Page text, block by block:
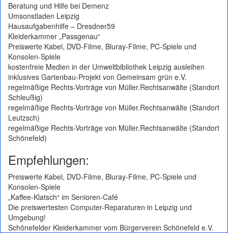
Beratung und Hilfe bei Demenz
Umsonstladen Leipzig
Hausaufgabenhilfe – Dresdner59
Kleiderkammer „Passgenau“
Preiswerte Kabel, DVD-Filme, Bluray-Filme, PC-Spiele und
Konsolen-Spiele
kostenfreie Medien in der Umweltbibliothek Leipzig ausleihen
inklusives Gartenbau-Projekt von Gemeinsam grün e.V.
regelmäßige Rechts-Vorträge von Müller.Rechtsanwälte (Standort
Schleußig)
regelmäßige Rechts-Vorträge von Müller.Rechtsanwälte (Standort
Leutzsch)
regelmäßige Rechts-Vorträge von Müller.Rechtsanwälte (Standort
Schönefeld)
Empfehlungen:
Preiswerte Kabel, DVD-Filme, Bluray-Filme, PC-Spiele und
Konsolen-Spiele
„Kaffee-Klatsch“ im Senioren-Café
Die preiswertesten Computer-Reparaturen in Leipzig und
Umgebung!
Schönefelder Kleiderkammer vom Bürgerverein Schönefeld e.V.